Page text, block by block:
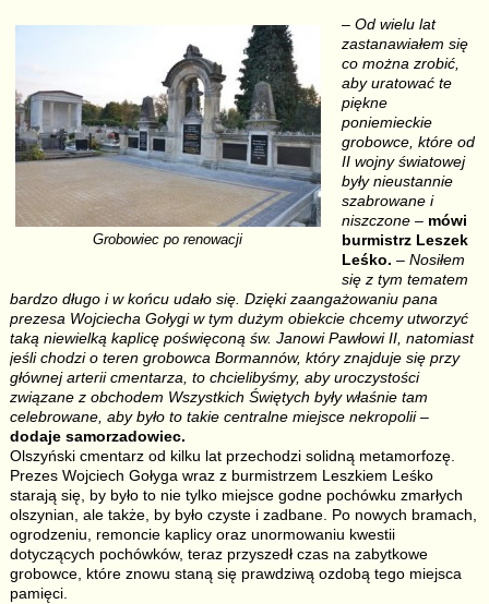
Grobowiec po renowacji
–Od wielu lat
zastanawiałem się
co można zrobić,
aby uratować te
piękne
poniemieckie
grobowce, które od
II wojny światowej
były nieustannie
szabrowane i
niszczone– mówi
burmistrz Leszek
Leśko. –Nosiłem
się z tym tematem
bardzo długo i w końcu udało się. Dzięki zaangażowaniu pana
prezesa Wojciecha Gołygi w tym dużym obiekcie chcemy utworzyć
taką niewielką kaplicę poświęconą św. Janowi Pawłowi II, natomiast
jeśli chodzi o teren grobowca Bormannów, który znajduje się przy
głównej arterii cmentarza, to chcielibyśmy, aby uroczystości
związane z obchodem Wszystkich Świętych były właśnie tam
celebrowane, aby było to takie centralne miejsce nekropolii–
dodaje samorzadowiec.
Olszyński cmentarz od kilku lat przechodzi solidną metamorfozę.
Prezes Wojciech Gołyga wraz z burmistrzem Leszkiem Leśko
starają się, by było to nie tylko miejsce godne pochówku zmarłych
olszynian, ale także, by było czyste i zadbane. Po nowych bramach,
ogrodzeniu, remoncie kaplicy oraz unormowaniu kwestii
dotyczących pochówków, teraz przyszedł czas na zabytkowe
grobowce, które znowu staną się prawdziwą ozdobą tego miejsca
pamięci.